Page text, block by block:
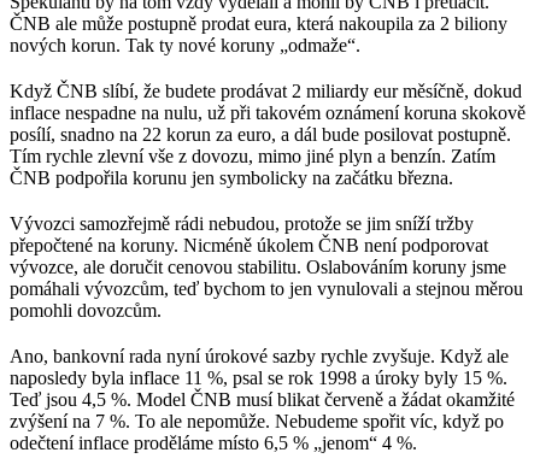
ČNB ale může postupně prodat eura, která nakoupila za 2 biliony
nových korun. Tak ty nové koruny „odmaže“.
Když ČNB slíbí, že budete prodávat 2 miliardy eur měsíčně, dokud
inflace nespadne na nulu, už při takovém oznámení koruna skokově
posílí, snadno na 22 korun za euro, a dál bude posilovat postupně.
Tím rychle zlevní vše z dovozu, mimo jiné plyn a benzín. Zatím
ČNB podpořila korunu jen symbolicky na začátku března.
Vývozci samozřejmě rádi nebudou, protože se jim sníží tržby
přepočtené na koruny. Nicméně úkolem ČNB není podporovat
vývozce, ale doručit cenovou stabilitu. Oslabováním koruny jsme
pomáhali vývozcům, teď bychom to jen vynulovali a stejnou měrou
pomohli dovozcům.
Ano, bankovní rada nyní úrokové sazby rychle zvyšuje. Když ale
naposledy byla inflace 11 %, psal se rok 1998 a úroky byly 15 %.
Teď jsou 4,5 %. Model ČNB musí blikat červeně a žádat okamžité
zvýšení na 7 %. To ale nepomůže. Nebudeme spořit víc, když po
odečtení inflace proděláme místo 6,5 % „jenom“ 4 %.